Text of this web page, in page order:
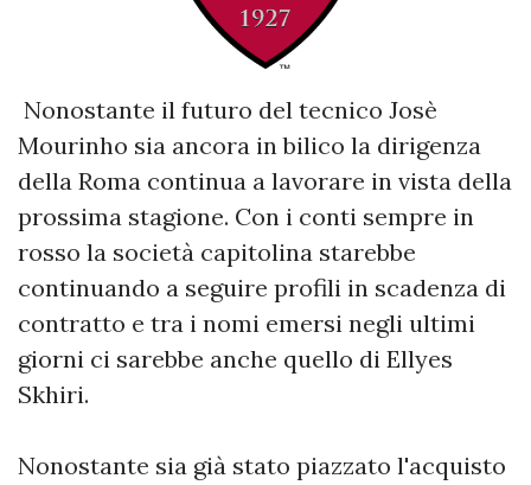
Nonostante il futuro del tecnico Josè
Mourinho sia ancora in bilico la dirigenza
della Roma continua a lavorare in vista della
prossima stagione. Con i conti sempre in
rosso la società capitolina starebbe
continuando a seguire profili in scadenza di
contratto e tra i nomi emersi negli ultimi
giorni ci sarebbe anche quello di Ellyes
Skhiri.
Nonostante sia già stato piazzato l'acquisto